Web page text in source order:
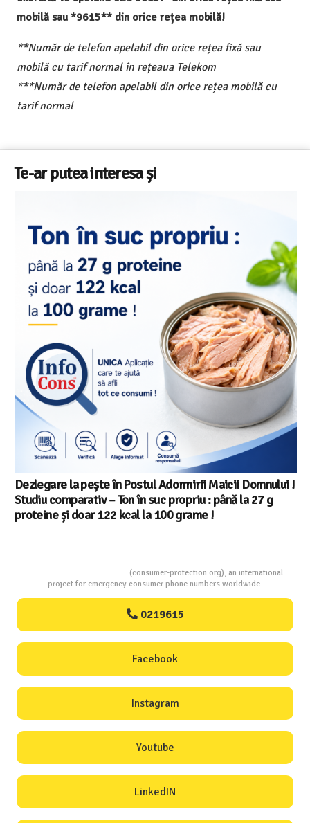
mobilă sau *9615** din orice rețea mobilă!
**Număr de telefon apelabil din orice rețea fixă sau
mobilă cu tarif normal în rețeaua Telekom
***Număr de telefon apelabil din orice rețea mobilă cu
tarif normal
Te-ar putea interesa și
Dezlegare la pește în Postul Adormirii Maicii Domnului !
Studiu comparativ – Ton în suc propriu : până la 27 g
proteine și doar 122 kcal la 100 grame !
(consumer-protection.org), an international
project for emergency consumer phone numbers worldwide.
0219615
Facebook
Instagram
Youtube
LinkedIN